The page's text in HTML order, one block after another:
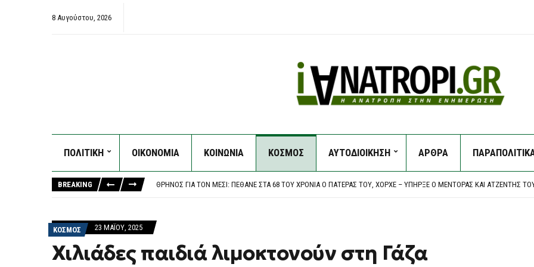
8 Αυγούστου, 2026
ΠΟΛΙΤΙΚΗ ΟΙΚΟΝΟΜΙΑ ΚΟΙΝΩΝΙΑ ΚΟΣΜΟΣ ΑΥΤΟΔΙΟΙΚΗΣΗ ΑΡΘΡΑ
BREAKING
ΠΟΛΙΤΙΚΉ ΣΗΜΑΊΝΕΙ ΝΑ ΑΦΟΥΓΚΡΆΖΕΣΑΙ ΤΟΥΣ ΠΟΛΊΤΕΣ
ΘΡΉΝΟΣ ΓΙΑ ΤΟΝ ΜΈΣΙ: ΠΈΘΑΝΕ ΣΤΑ 68 ΤΟΥ ΧΡΌΝΙΑ Ο ΠΑΤΈΡΑΣ ΤΟΥ, ΧΌΡΧΕ – ΥΠΉΡΞΕ Ο ΜΈΝΤΟΡΑΣ ΚΑΙ ΑΤΖΈΝΤΗΣ
ΠΆΝΩ ΑΠΌ 2,27 ΕΥΡΏ Η ΒΕΝΖΊΝΗ ΣΤΑ ΝΗΣΙΆ
Ο ΔΉΜΟΣ ΑΘΗΝΑΊΩΝ ΚΑΛΕΊ ΤΟΥΣ ΠΟΛΊΤΕΣ ΝΑ ΑΠΈΧΟΥΝ ΑΠΌ ΕΡΓΑΣΊΕΣ ΣΕ ΕΞΩΤΕΡΙΚΟΎΣ ΧΏΡΟΥΣ ΠΟΥ ΜΠΟΡΕΊ ΝΑ
ΚΟΣΜΟΣ
23 ΜΑΪ́ΟΥ, 2025
Χιλιάδες παιδιά λιμοκτονούν στη Γάζα